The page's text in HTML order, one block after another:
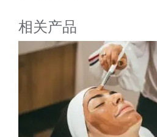
相关产品